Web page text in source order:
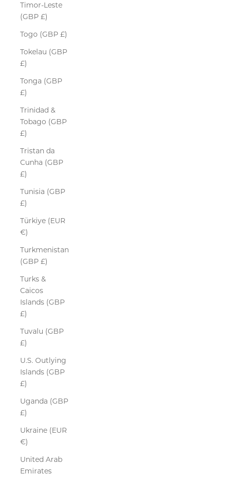
Timor-Leste
(GBP £)
Togo (GBP £)
Tokelau (GBP
£)
Tonga (GBP
£)
Trinidad &
Tobago (GBP
£)
Tristan da
Cunha (GBP
£)
Tunisia (GBP
£)
Türkiye (EUR
€)
Turkmenistan
(GBP £)
Turks &
Caicos
Islands (GBP
£)
Tuvalu (GBP
£)
U.S. Outlying
Islands (GBP
£)
Uganda (GBP
£)
Ukraine (EUR
€)
United Arab
Emirates